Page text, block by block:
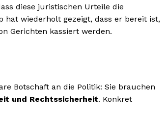
diese juristischen Urteile die
wiederholt gezeigt, dass er bereit ist,
Gerichten kassiert werden.
Botschaft an die Politik: Sie brauchen
und Rechtssicherheit. Konkret